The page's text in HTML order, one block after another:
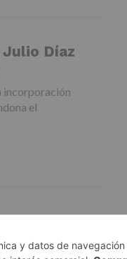
Díaz
incorporación
el